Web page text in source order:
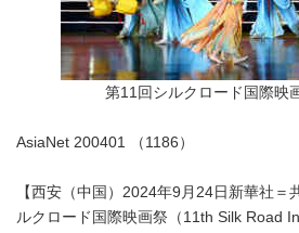
第11回シルクロード国際映
AsiaNet 200401 （1186）
【西安（中国）2024年9月24日新華社＝
ルクロード国際映画祭（11th Silk Road